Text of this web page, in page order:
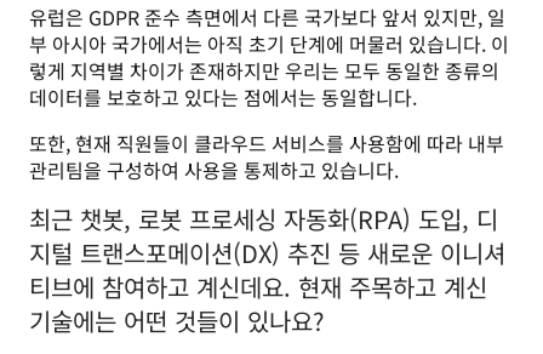
유럽은 GDPR 준수 측면에서 다른 국가보다 앞서 있지만, 일
부 아시아 국가에서는 아직 초기 단계에 머물러 있습니다. 이
렇게 지역별 차이가 존재하지만 우리는 모두 동일한 종류의
데이터를 보호하고 있다는 점에서는 동일합니다.
또한, 현재 직원들이 클라우드 서비스를 사용함에 따라 내부
관리팀을 구성하여 사용을 통제하고 있습니다.
최근 챗봇, 로봇 프로세싱 자동화(RPA) 도입, 디
지털 트랜스포메이션(DX) 추진 등 새로운 이니셔
티브에 참여하고 계신데요. 현재 주목하고 계신
기술에는 어떤 것들이 있나요?